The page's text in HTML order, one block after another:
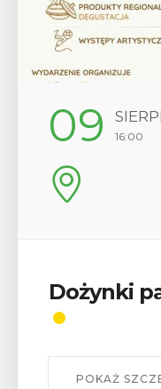
12 17:00
Wykład
odznaki
W środę 12